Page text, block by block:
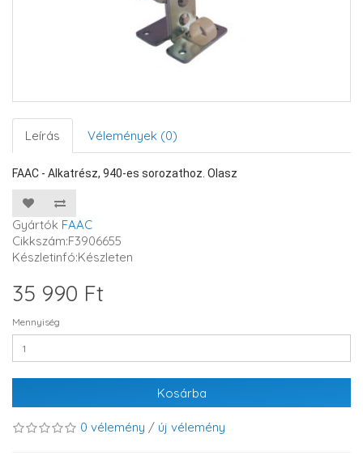
Leírás Vélemények (0)
FAAC - Alkatrész, 940-es sorozathoz. Olasz
Gyártók FAAC
Cikkszám:F3906655
Készletinfó:Készleten
35 990 Ft
Mennyiség
Kosárba
0 vélemény / új vélemény